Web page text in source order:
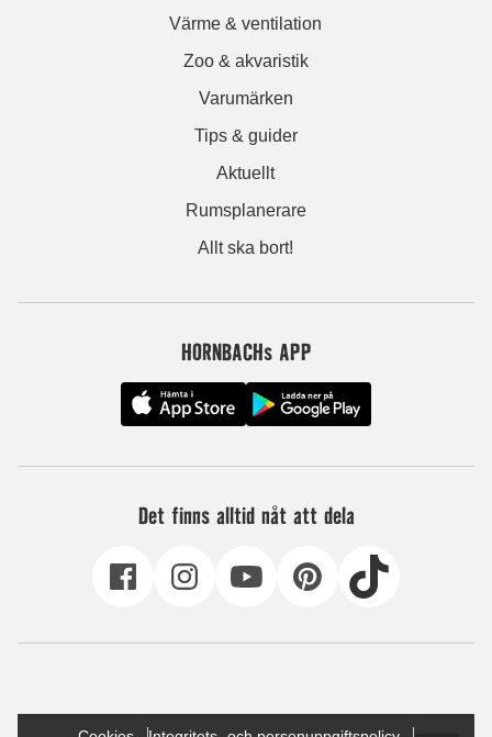
Värme & ventilation
Zoo & akvaristik
Varumärken
Tips & guider
Aktuellt
Rumsplanerare
Allt ska bort!
HORNBACHs APP
Det finns alltid nåt att dela